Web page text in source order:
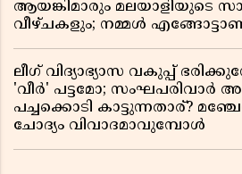
ആയങ്കിമാരും മലയാളിയുടെ
വീഴ്ചകളും; നമ്മൾ
ലീഗ് വിദ്യാഭ്യാസ വകുപ്പ്
'വീർ' പട്ടമോ; സംഘപരിവാർ
പച്ചക്കൊടി കാട്ടുന്നതാര്?
ചോദ്യം വിവാദമാവുമ്പോൾ